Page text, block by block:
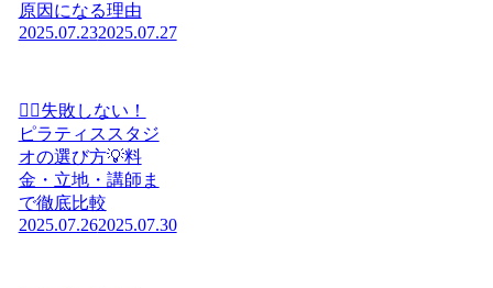
原因になる理由
2025.07.232025.07.27
🧘‍♀️失敗しない！
ピラティススタジ
オの選び方💡料
金・立地・講師ま
で徹底比較
2025.07.262025.07.30